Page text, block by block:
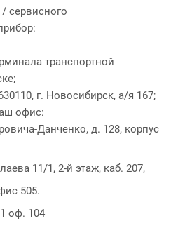
сервисного
транспортной
г. Новосибирск, а/я 167;
офис:
Данченко, д. 128, корпус
11/1, 2-й этаж, каб. 207,
505.
оф. 104